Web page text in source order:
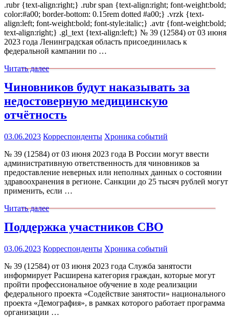
.rubr {text-align:right;} .rubr span {text-align:right; font-weight:bold;
color:#a00; border-bottom: 0.15rem dotted #a00;} .vrzk {text-
align:left; font-weight:bold; font-style:italic;} .avtr {font-weight:bold;
text-align:right;} .gl_text {text-align:left;} № 39 (12584) от 03 июня
2023 года Ленинградская область присоединилась к
федеральной кампании по …
Читать далее
Чиновников будут наказывать за
недостоверную медицинскую
отчётность
03.06.2023 Корреспонденты Хроника событий
№ 39 (12584) от 03 июня 2023 года В России могут ввести
административную ответственность для чиновников за
предоставление неверных или неполных данных о состоянии
здравоохранения в регионе. Санкции до 25 тысяч рублей могут
применить, если …
Читать далее
Поддержка участников СВО
03.06.2023 Корреспонденты Хроника событий
№ 39 (12584) от 03 июня 2023 года Служба занятости
информирует Расширена категория граждан, которые могут
пройти профессиональное обучение в ходе реализации
федерального проекта «Содействие занятости» национального
проекта «Демография», в рамках которого работает программа
организации …